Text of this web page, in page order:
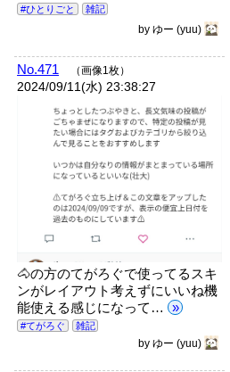
#ひとりごと 雑記
byゆー(yuu)
No.471 （画像1枚）
2024/09/11(水) 23:38:27
🐴の方のてがろぐで使ってるスキ
ンがレイアウト考えずにいいね機
能使える感じになって… »
#てがろぐ 雑記
byゆー(yuu)